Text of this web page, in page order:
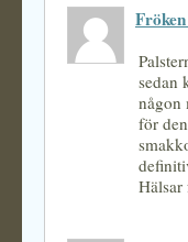
sedan
någon
för